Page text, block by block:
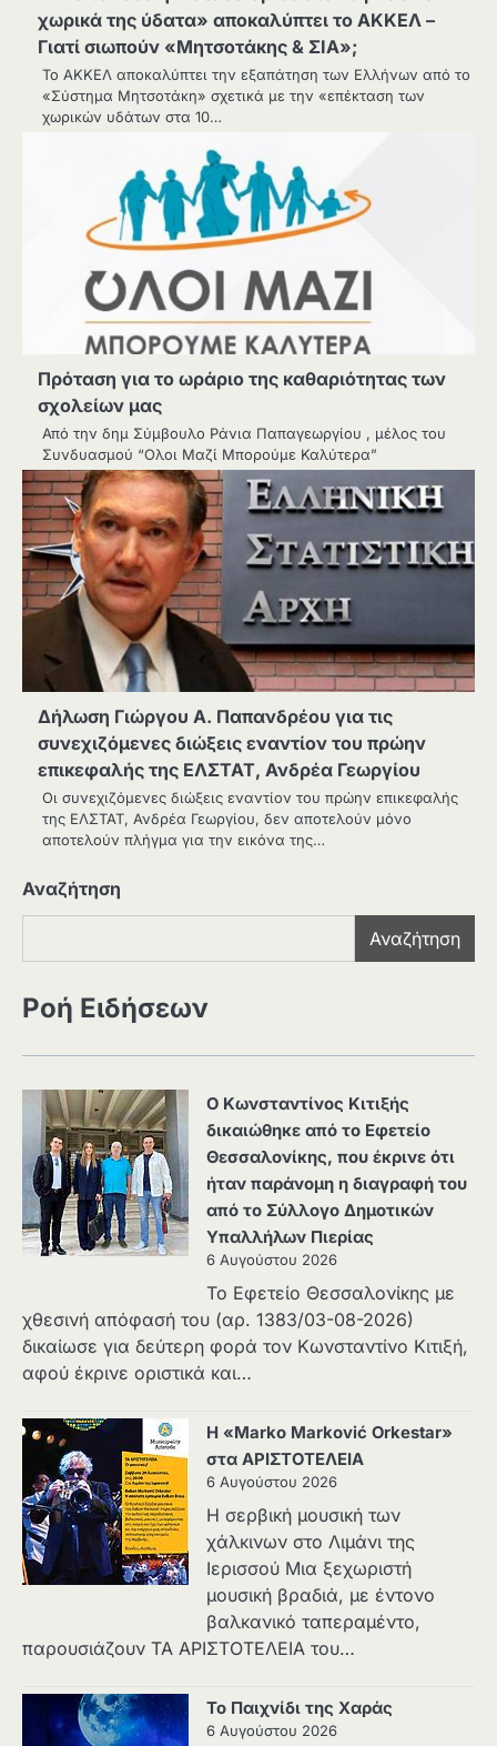
χωρικά της ύδατα» αποκαλύπτει το ΑΚΚΕΛ –
Γιατί σιωπούν «Μητσοτάκης & ΣΙΑ»;
Το ΑΚΚΕΛ αποκαλύπτει την εξαπάτηση των Ελλήνων από το
«Σύστημα Μητσοτάκη» σχετικά με την «επέκταση των
χωρικών υδάτων στα 10…
Πρόταση για το ωράριο της καθαριότητας των
σχολείων μας
Από την δημ Σύμβουλο Ράνια Παπαγεωργίου , μέλος του
Συνδυασμού “Ολοι Μαζί Μπορούμε Καλύτερα”
Δήλωση Γιώργου Α. Παπανδρέου για τις
συνεχιζόμενες διώξεις εναντίον του πρώην
επικεφαλής της ΕΛΣΤΑΤ, Ανδρέα Γεωργίου
Οι συνεχιζόμενες διώξεις εναντίον του πρώην επικεφαλής
της ΕΛΣΤΑΤ, Ανδρέα Γεωργίου, δεν αποτελούν μόνο
αποτελούν πλήγμα για την εικόνα της…
Αναζήτηση
Αναζήτηση
Ροή Ειδήσεων
Ο Κωνσταντίνος Κιτιξής
δικαιώθηκε από το Εφετείο
Θεσσαλονίκης, που έκρινε ότι
ήταν παράνομη η διαγραφή του
από το Σύλλογο Δημοτικών
Υπαλλήλων Πιερίας
6 Αυγούστου 2026
Το Εφετείο Θεσσαλονίκης με
χθεσινή απόφασή του (αρ. 1383/03-08-2026)
δικαίωσε για δεύτερη φορά τον Κωνσταντίνο Κιτιξή,
αφού έκρινε οριστικά και…
Η «Marko Marković Orkestar»
στα ΑΡΙΣΤΟΤΕΛΕΙΑ
6 Αυγούστου 2026
Η σερβική μουσική των
χάλκινων στο Λιμάνι της
Ιερισσού Μια ξεχωριστή
μουσική βραδιά, με έντονο
βαλκανικό ταπεραμέντο,
παρουσιάζουν ΤΑ ΑΡΙΣΤΟΤΕΛΕΙΑ του…
Το Παιχνίδι της Χαράς
6 Αυγούστου 2026